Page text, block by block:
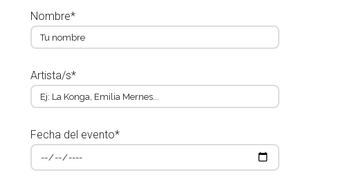
Nombre*
Artista/s*
Fecha del evento*